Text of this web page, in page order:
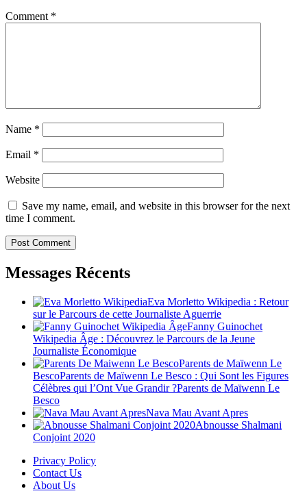
Comment *
Name *
Email *
Website
Save my name, email, and website in this browser for the next
time I comment.
Messages Récents
Eva Morletto Wikipedia : Retour
sur le Parcours de cette Journaliste Aguerrie
Fanny Guinochet
Wikipedia Âge : Découvrez le Parcours de la Jeune
Journaliste Économique
Parents de Maïwenn Le
BescoParents de Maïwenn Le Besco : Qui Sont les Figures
Célèbres qui l’Ont Vue Grandir ?Parents de Maïwenn Le
Besco
Nava Mau Avant Apres
Abnousse Shalmani
Conjoint 2020
Privacy Policy
Contact Us
About Us